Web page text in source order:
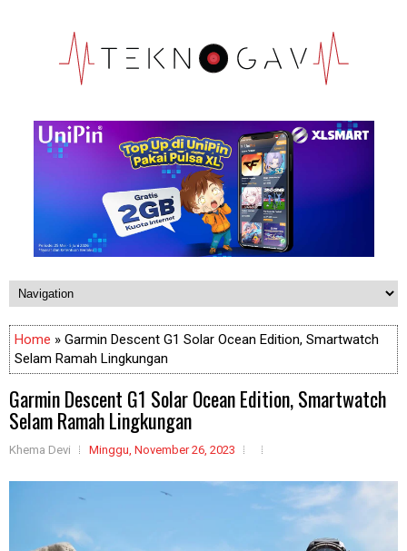
Home » Garmin Descent G1 Solar Ocean Edition, Smartwatch
Selam Ramah Lingkungan
Garmin Descent G1 Solar Ocean Edition, Smartwatch
Selam Ramah Lingkungan
Khema Devi Minggu, November 26, 2023